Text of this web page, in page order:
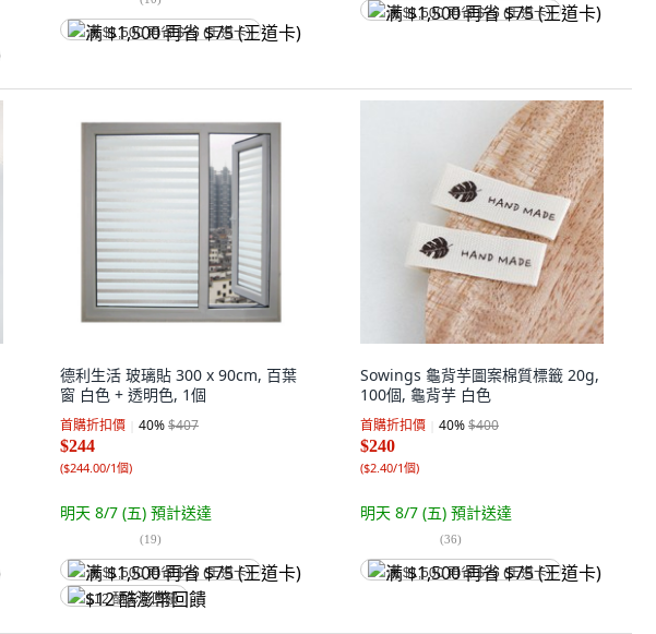
满 $1,500 再省 $75 (王道卡)
满 $1,500 再省 $75 (王道卡)
德利生活 玻璃貼 300 x 90cm, 百葉
窗 白色 + 透明色, 1個
首購折扣價 40%$407
$244
($244.00/1個)
明天 8/7 (五) 預計送達
(19)
满 $1,500 再省 $75 (王道卡)
$12 酷澎幣回饋
Sowings 龜背芋圖案棉質標籤 20g,
100個, 龜背芋 白色
首購折扣價 40%$400
$240
($2.40/1個)
明天 8/7 (五) 預計送達
(36)
满 $1,500 再省 $75 (王道卡)